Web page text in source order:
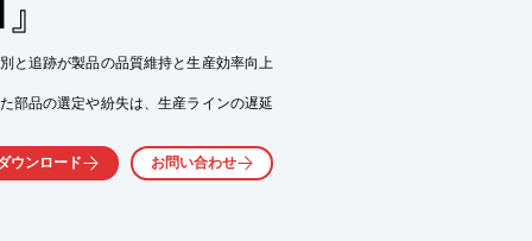
と追跡が製品の品質維持と生産効率向上
部品の選定や紛失は、生産ラインの遅延
在庫の最適化に貢献します。
こうした課題に対応し、効率的な部品管
ウンロード お問い合わせ